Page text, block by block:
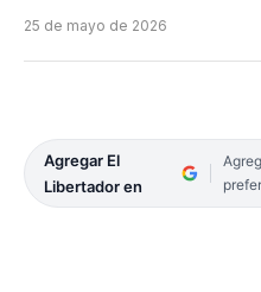
25 de mayo de 2026
Agregar El
Libertador en